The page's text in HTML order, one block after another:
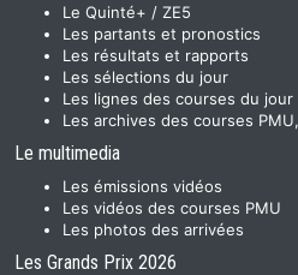
Le Quinté+ / ZE5
Les partants et pronostics
Les résultats et rapports
Les sélections du jour
Les lignes des courses du jour
Les archives des courses
Le multimedia
Les émissions vidéos
Les vidéos des courses PMU
Les photos des arrivées
Les Grands Prix 2026